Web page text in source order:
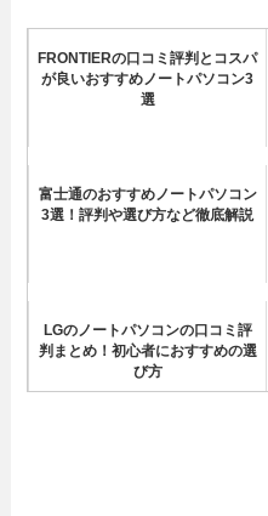
FRONTIERの口コミ評判とコスパ
が良いおすすめノートパソコン3
選
富士通のおすすめノートパソコン
3選！評判や選び方など徹底解説
LGのノートパソコンの口コミ評
判まとめ！初心者におすすめの選
び方